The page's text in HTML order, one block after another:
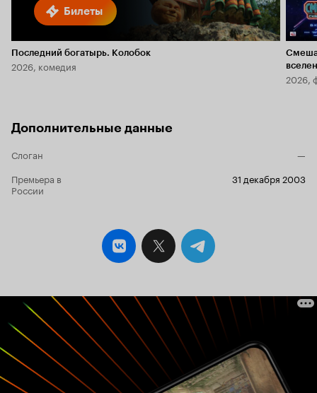
Билеты
Последний богатырь. Колобок
2026, комедия
2026,
Дополнительные данные
Слоган
—
Премьера в
России
31 декабря 2003